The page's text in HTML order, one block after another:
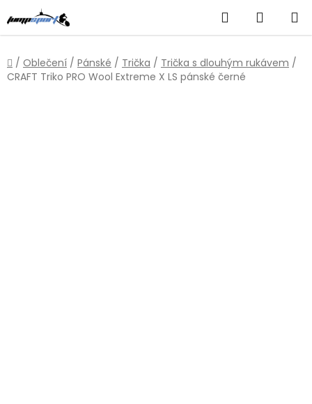
na
obsah
Hledat
KOŠÍK
Domů
/ Oblečení / Pánské / Trička / Trička s dlouhým rukávem /
CRAFT Triko PRO Wool Extreme X LS pánské černé